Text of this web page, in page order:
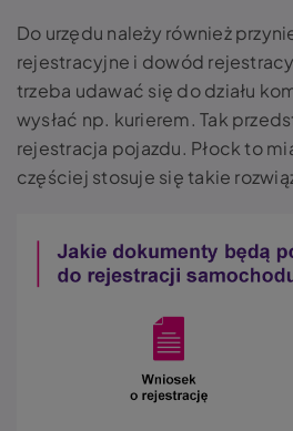
Do urzędu należy również
rejestracyjne i dowód
trzeba udawać się do działu
wysłać np. kurierem. Tak
rejestracja pojazdu. Płock to
częściej stosuje się takie